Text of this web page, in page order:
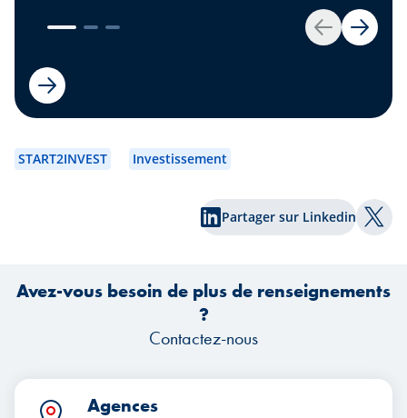
Retour
avec vos couleurs préférées ou mettre
la musique à fond à trois heures du
que tout est à votre charge, quelques
ruiner dès le départ !
START2INVEST Investissement
Partager sur Linkedin
Avez-vous besoin de plus de renseignements
?
Contactez-nous
Agences